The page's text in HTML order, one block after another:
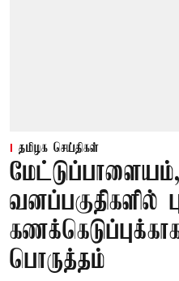
தமிழக செய்திகள்
மேட்டுப்பாளையம்,
வனப்பகுதிகளில்
பொருத்தம்